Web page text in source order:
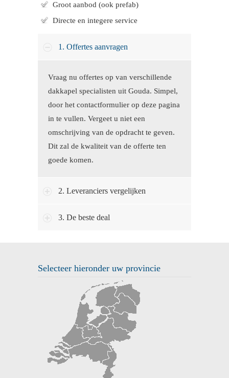
Groot aanbod (ook prefab)
Directe en integere service
1. Offertes aanvragen
Vraag nu offertes op van verschillende
dakkapel specialisten uit Gouda. Simpel,
door het contactformulier op deze pagina
in te vullen. Vergeet u niet een
omschrijving van de opdracht te geven.
Dit zal de kwaliteit van de offerte ten
goede komen.
2. Leveranciers vergelijken
3. De beste deal
Selecteer hieronder uw provincie